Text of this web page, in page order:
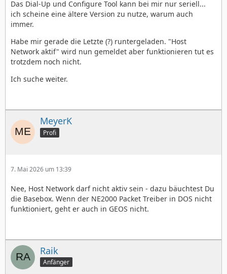
Das Dial-Up und Configure Tool kann bei mir nur seriell...
ich scheine eine ältere Version zu nutze, warum auch
immer.
Habe mir gerade die Letzte (?) runtergeladen. "Host
Network aktif" wird nun gemeldet aber funktionieren tut es
trotzdem noch nicht.
Ich suche weiter.
MeyerK
Profi
7. Mai 2026 um 13:39
Nee, Host Network darf nicht aktiv sein - dazu bäuchtest Du
die Basebox. Wenn der NE2000 Packet Treiber in DOS nicht
funktioniert, geht er auch in GEOS nicht.
Raik
Anfänger